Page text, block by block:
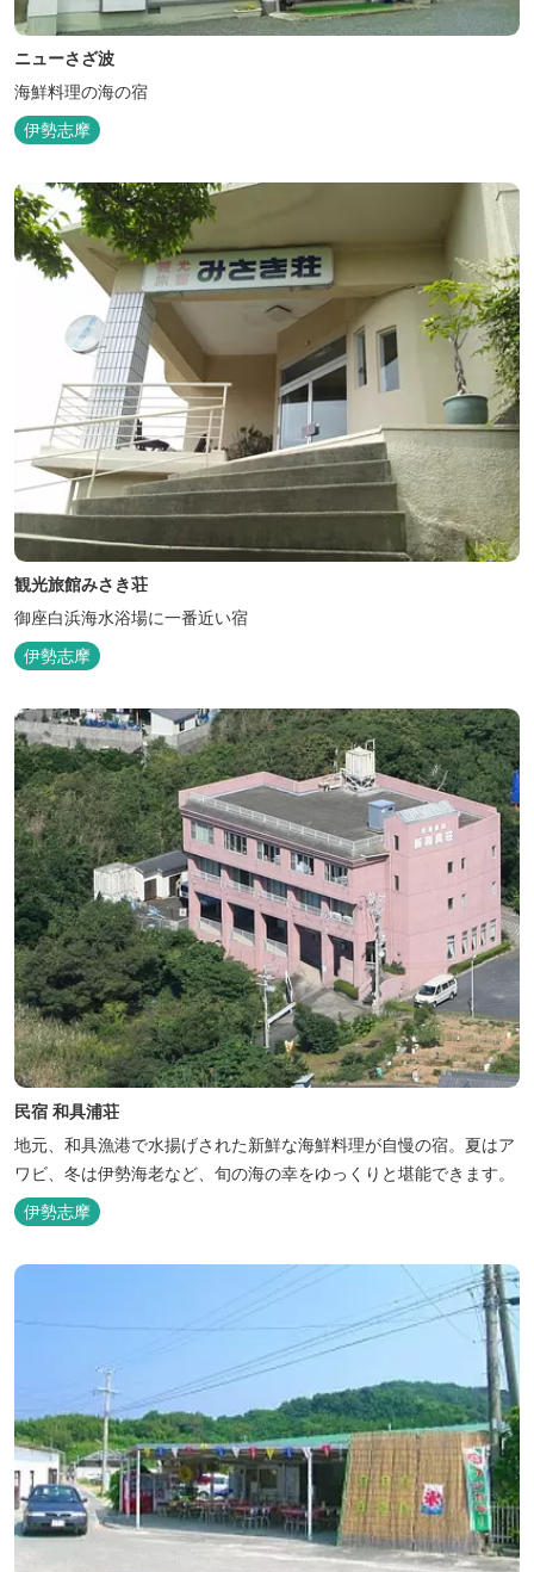
ニューさざ波
海鮮料理の海の宿
伊勢志摩
観光旅館みさき荘
御座白浜海水浴場に一番近い宿
伊勢志摩
民宿 和具浦荘
地元、和具漁港で水揚げされた新鮮な海鮮料理が自慢の宿。夏はア
ワビ、冬は伊勢海老など、旬の海の幸をゆっくりと堪能できます。
伊勢志摩